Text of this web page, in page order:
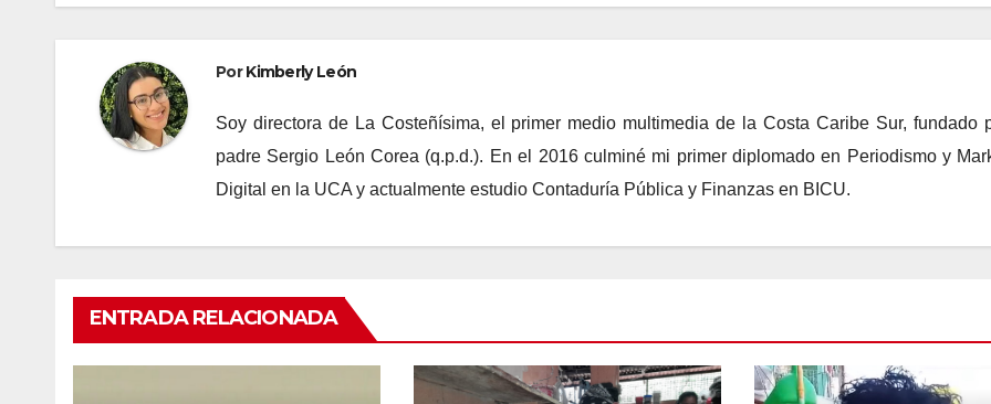
PorKimberly León
Soy directora de La Costeñísima, el primer medio multimedia de la Costa Caribe Sur, fundado
padre Sergio León Corea (q.p.d.). En el 2016 culminé mi primer diplomado en Periodismo y
Digital en la UCA y actualmente estudio Contaduría Pública y Finanzas en BICU.
ENTRADA RELACIONADA